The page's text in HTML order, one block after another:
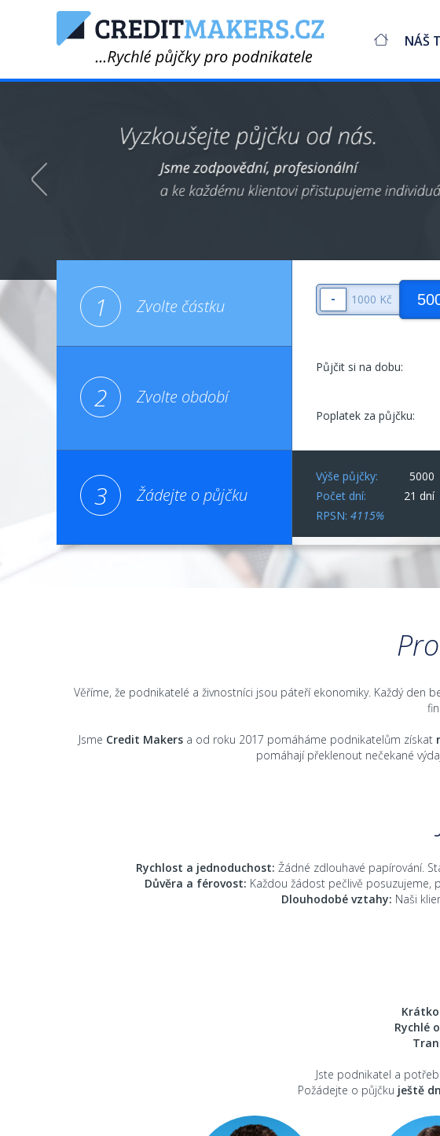
NÁŠ
1 Zvolte částku - 1000 Kč
2 Zvolte období
Půjčit si na dobu:
Poplatek za půjčku:
3 Žádejte o půjčku
Výše půjčky:
5000
Počet dní:
21 dní
RPSN: 4115%
Věříme, že podnikatelé a živnostníci jsou páteří ekonomiky. Každý den
Jsme Credit Makersa od roku 2017 pomáháme podnikatelům získat
pomáhají překlenout nečekané
Rychlost a jednoduchost: Žádné zdlouhavé papírování.
Důvěra a férovost: Každou žádost pečlivě
Dlouhodobé vztahy: Naši
Rychlé
Jste podnikatel a
Požádejte o půjčku ještě